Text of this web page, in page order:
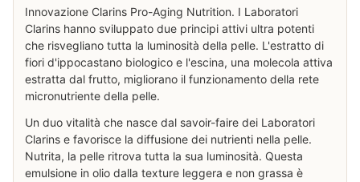
Innovazione Clarins Pro-Aging Nutrition. I Laboratori
Clarins hanno sviluppato due principi attivi ultra potenti
che risvegliano tutta la luminosità della pelle. L'estratto di
fiori d'ippocastano biologico e l'escina, una molecola attiva
estratta dal frutto, migliorano il funzionamento della rete
micronutriente della pelle.
Un duo vitalità che nasce dal savoir-faire dei Laboratori
Clarins e favorisce la diffusione dei nutrienti nella pelle.
Nutrita, la pelle ritrova tutta la sua luminosità. Questa
emulsione in olio dalla texture leggera e non grassa è